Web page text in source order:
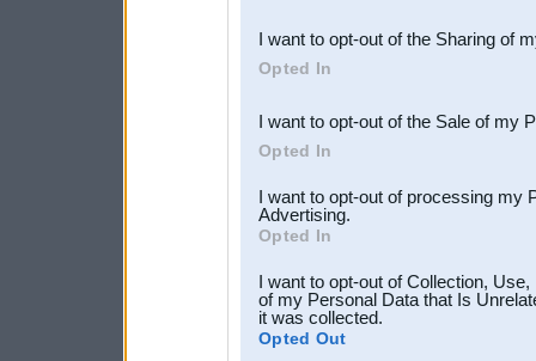
Downstream Participants
third parties.
I want to opt-out of the Sharing of
Opted In
I want to opt-out of the Sale of my
Opted In
I want to opt-out of processing my
Advertising.
Opted In
I want to opt-out of Collection,
of my Personal Data that Is
it was collected.
Opted Out